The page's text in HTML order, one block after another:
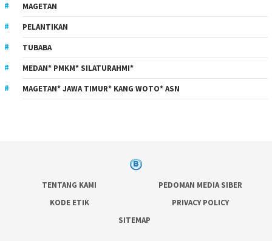
MAGETAN
PELANTIKAN
TUBABA
MEDAN* PMKM* SILATURAHMI*
MAGETAN* JAWA TIMUR* KANG WOTO* ASN
TENTANG KAMI
PEDOMAN MEDIA SIBER
KODE ETIK
PRIVACY POLICY
SITEMAP